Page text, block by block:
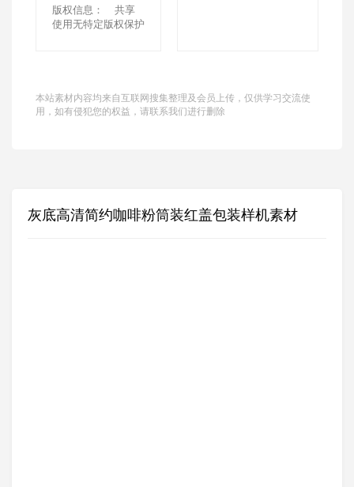
版权信息：
共享
使用无特定版权保护
本站素材内容均来自互联网搜集整理及会员上传，仅供学习交流使
用，如有侵犯您的权益，请联系我们进行删除
灰底高清简约咖啡粉筒装红盖包装样机素材